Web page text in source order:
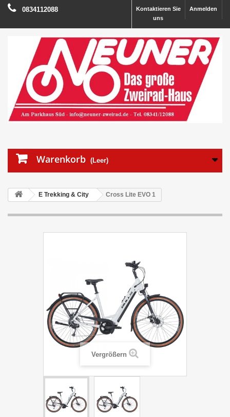
Anmelden
Kontaktieren Sie
uns
0834112088
Warenkorb (Leer)
E Trekking & City Cross Lite EVO 1
Vergrößern